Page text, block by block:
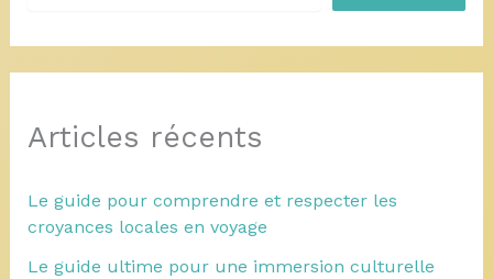
Articles récents
Le guide pour comprendre et respecter les
croyances locales en voyage
Le guide ultime pour une immersion culturelle